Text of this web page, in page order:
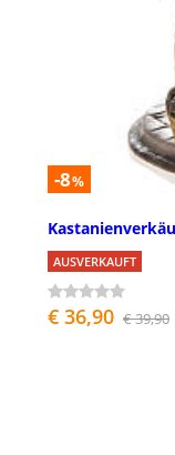
-8%
AUSVERKAUFT
€ 36,90 € 39,90